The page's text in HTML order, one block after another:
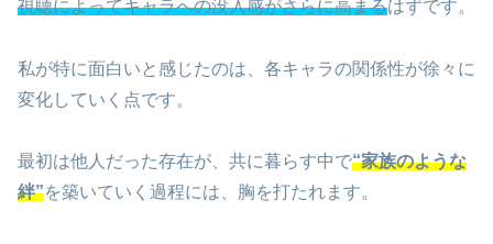
視聴によってキャラへの没入感がさらに高まるはずです。
私が特に面白いと感じたのは、各キャラの関係性が徐々に
変化していく点です。
最初は他人だった存在が、共に暮らす中で“家族のような
絆”を築いていく過程には、胸を打たれます。